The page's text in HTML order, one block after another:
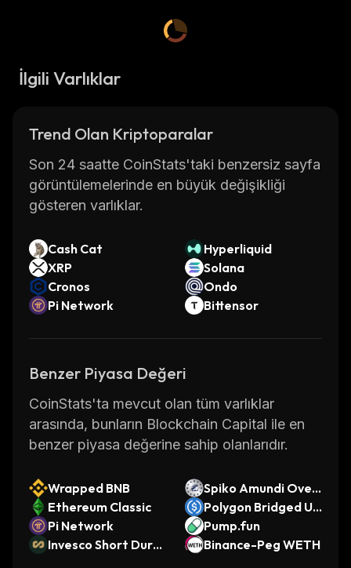
İlgili Varlıklar
Trend Olan Kriptoparalar
Son 24 saatte CoinStats'taki benzersiz sayfa
görüntülemelerinde en büyük değişikliği
gösteren varlıklar.
Cash Cat
Hyperliquid
XRP
Solana
Cronos
Ondo
Pi Network
Bittensor
Benzer Piyasa Değeri
CoinStats'ta mevcut olan tüm varlıklar
arasında, bunların Blockchain Capital ile en
benzer piyasa değerine sahip olanlarıdır.
Wrapped BNB
Spiko Amundi Over
night Swap Fund (E
UR)
Ethereum Classic
Polygon Bridged US
DC (Polygon PoS)
Pi Network
Pump.fun
Invesco Short Durat
Binance-Peg WETH